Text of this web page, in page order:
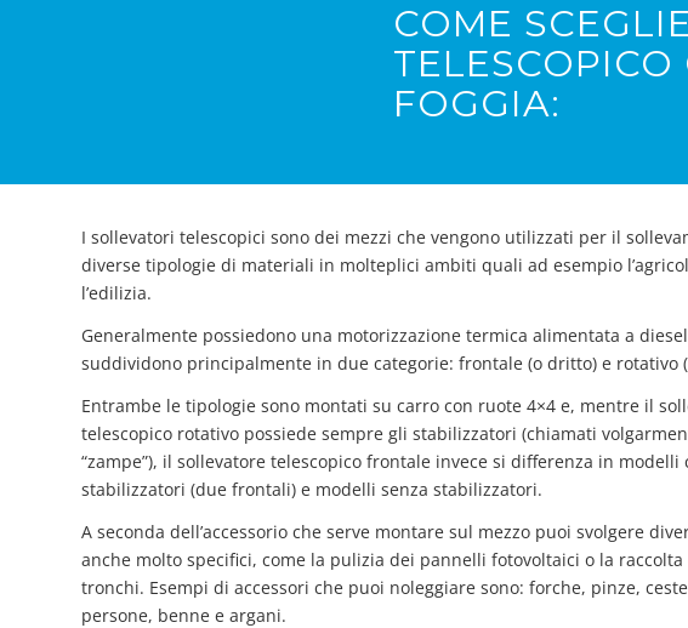
COME
FOGGIA:
I sollevatori telescopici sono dei mezzi che vengono utilizzati per il
diverse tipologie di materiali in molteplici ambiti quali ad esempio
l’edilizia.
Generalmente possiedono una motorizzazione termica alimentata a
suddividono principalmente in due categorie: frontale (o dritto) e rotativo
Entrambe le tipologie sono montati su carro con ruote 4×4 e, mentre il
telescopico rotativo possiede sempre gli stabilizzatori (chiamati
“zampe”), il sollevatore telescopico frontale invece si differenza in modelli
stabilizzatori (due frontali) e modelli senza stabilizzatori.
A seconda dell’accessorio che serve montare sul mezzo puoi svolgere
anche molto specifici, come la pulizia dei pannelli fotovoltaici o la raccolta
tronchi. Esempi di accessori che puoi noleggiare sono: forche, pinze,
persone, benne e argani.